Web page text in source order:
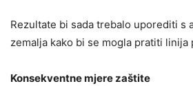
Rezultate bi sada trebalo uporediti s
zemalja kako bi se mogla pratiti linija
Konsekventne mjere zaštite